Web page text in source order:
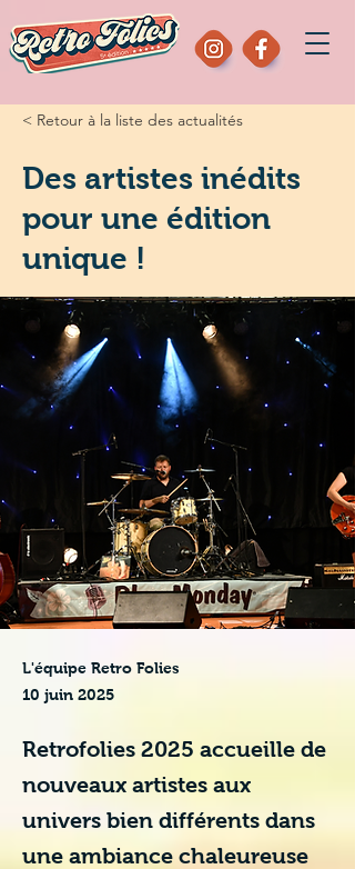
< Retour à la liste des actualités
Des artistes inédits
pour une édition
unique !
L'équipe Retro Folies
10 juin 2025
Retrofolies 2025 accueille de
nouveaux artistes aux
univers bien différents dans
une ambiance chaleureuse